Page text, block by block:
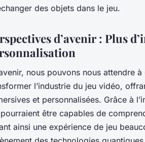
des objets dans le jeu.
d’avenir : Plus
nous pouvons nous attendre
l’industrie du jeu vidéo,
et personnalisées. Grâce à
être capables de
ainsi une expérience de jeu